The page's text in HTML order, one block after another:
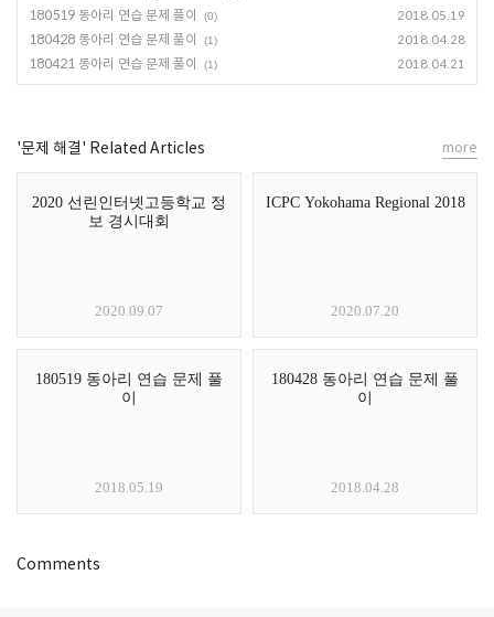
180519 동아리 연습 문제 풀이 (0) 2018.05.19
180428 동아리 연습 문제 풀이 (1) 2018.04.28
180421 동아리 연습 문제 풀이 (1) 2018.04.21
'문제 해결' Related Articles
2020 선린인터넷고등학교 정
보 경시대회
2020.09.07
ICPC Yokohama Regional 2018
2020.07.20
180519 동아리 연습 문제 풀
이
2018.05.19
180428 동아리 연습 문제 풀
이
2018.04.28
more
Comments